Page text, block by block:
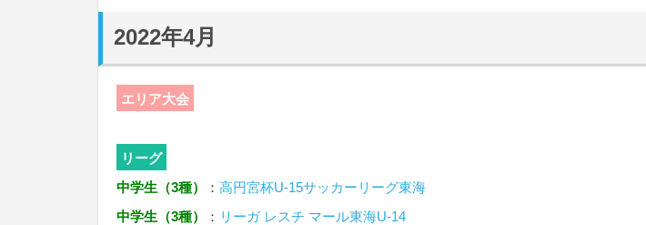
2022年4月
エリア大会
リーグ
中学生（3種）
： 高円宮杯U-15サッカーリーグ東海
中学生（3種）
： リーガ レスチ マール東海U-14